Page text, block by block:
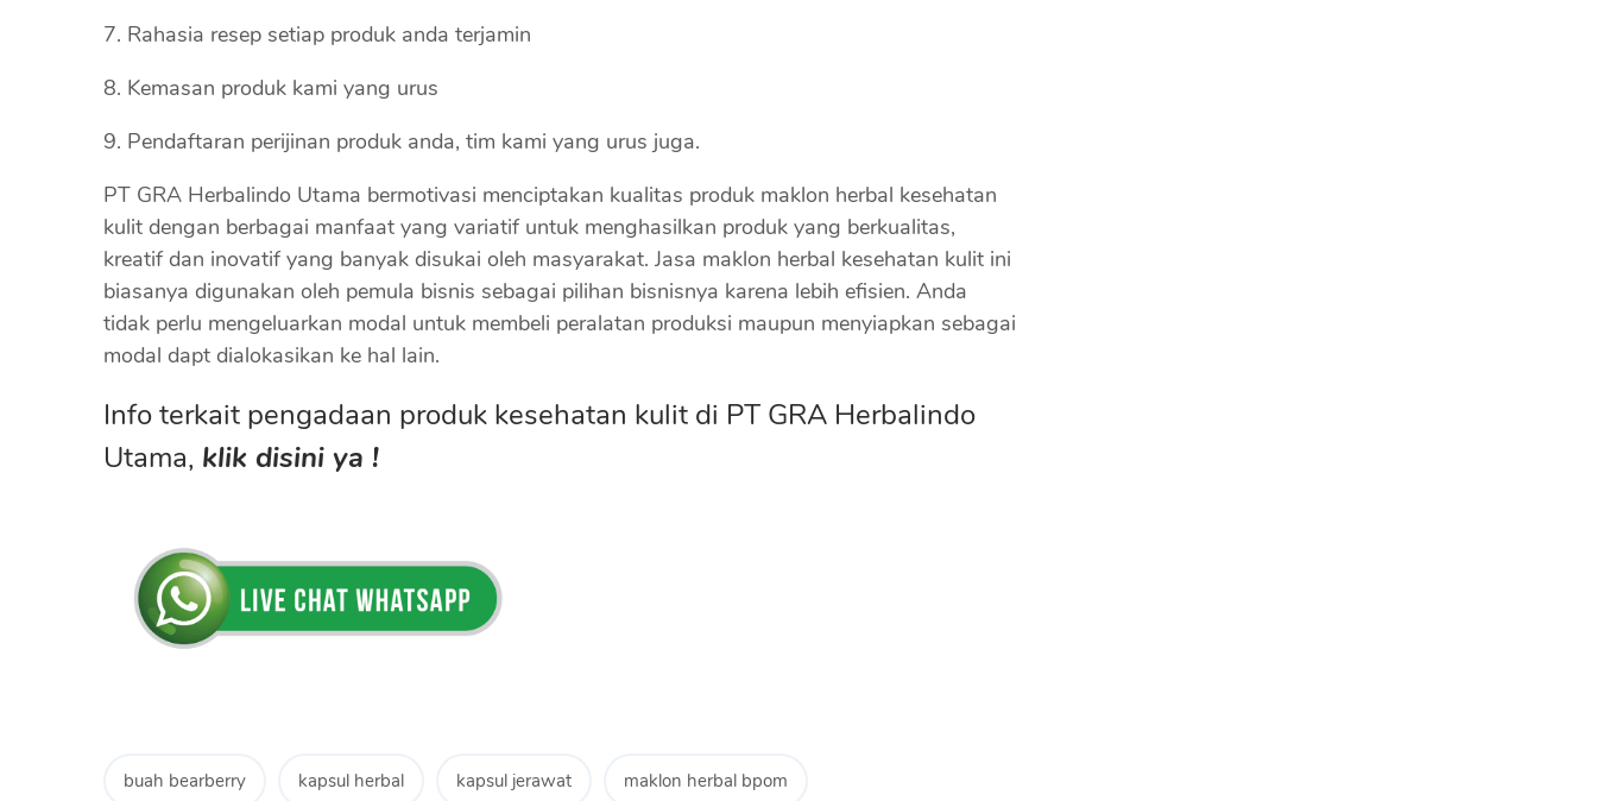
Rahasia resep setiap produk anda terjamin
Kemasan produk kami yang urus
Pendaftaran perijinan produk anda, tim kami yang urus juga.
PT GRA Herbalindo Utama bermotivasi menciptakan kualitas produk maklon herbal kesehatan
kulit dengan berbagai manfaat yang variatif untuk menghasilkan produk yang berkualitas,
kreatif dan inovatif yang banyak disukai oleh masyarakat. Jasa maklon herbal kesehatan kulit ini
biasanya digunakan oleh pemula bisnis sebagai pilihan bisnisnya karena lebih efisien. Anda
tidak perlu mengeluarkan modal untuk membeli peralatan produksi maupun menyiapkan sebagai
modal dapt dialokasikan ke hal lain.
Info terkait pengadaan produk kesehatan kulit di PT GRA Herbalindo
Utama, klik disini ya !
buah bearberry kapsul herbal kapsul jerawat maklon herbal bpom